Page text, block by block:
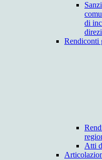
di
Rendiconti
Atti